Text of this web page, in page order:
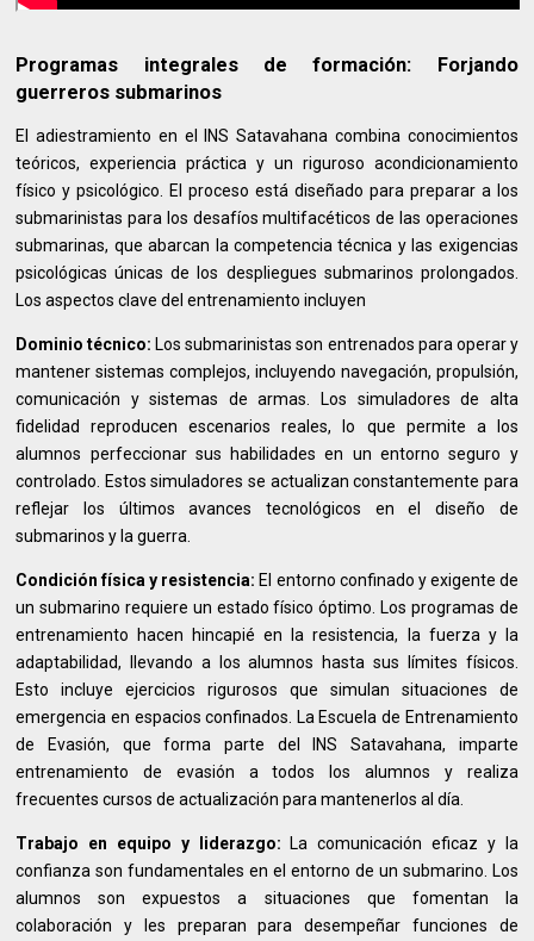
Programas integrales de formación: Forjando
guerreros submarinos
El adiestramiento en el INS Satavahana combina conocimientos
teóricos, experiencia práctica y un riguroso acondicionamiento
físico y psicológico. El proceso está diseñado para preparar a los
submarinistas para los desafíos multifacéticos de las operaciones
submarinas, que abarcan la competencia técnica y las exigencias
psicológicas únicas de los despliegues submarinos prolongados.
Los aspectos clave del entrenamiento incluyen
Dominio técnico: Los submarinistas son entrenados para operar y
mantener sistemas complejos, incluyendo navegación, propulsión,
comunicación y sistemas de armas. Los simuladores de alta
fidelidad reproducen escenarios reales, lo que permite a los
alumnos perfeccionar sus habilidades en un entorno seguro y
controlado. Estos simuladores se actualizan constantemente para
reflejar los últimos avances tecnológicos en el diseño de
submarinos y la guerra.
Condición física y resistencia: El entorno confinado y exigente de
un submarino requiere un estado físico óptimo. Los programas de
entrenamiento hacen hincapié en la resistencia, la fuerza y la
adaptabilidad, llevando a los alumnos hasta sus límites físicos.
Esto incluye ejercicios rigurosos que simulan situaciones de
emergencia en espacios confinados. La Escuela de Entrenamiento
de Evasión, que forma parte del INS Satavahana, imparte
entrenamiento de evasión a todos los alumnos y realiza
frecuentes cursos de actualización para mantenerlos al día.
Trabajo en equipo y liderazgo: La comunicación eficaz y la
confianza son fundamentales en el entorno de un submarino. Los
alumnos son expuestos a situaciones que fomentan la
colaboración y les preparan para desempeñar funciones de